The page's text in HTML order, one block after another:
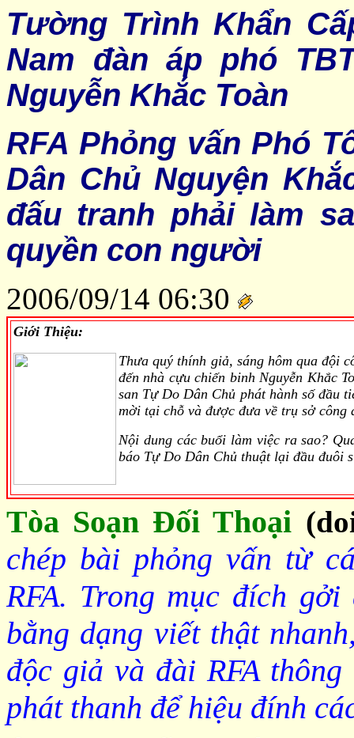
Tường Trình Khẩn
Nam đàn áp phó
Nguyễn Khắc Toàn
RFA Phỏng vấn Phó
Dân Chủ Nguyện
đấu tranh phải làm
quyền con người
2006/09/14 06:30
Giới Thiệu:
Thưa quý thính giả, sáng hôm qua đội
đến nhà cựu chiến binh Nguyễn Khắc
san Tự Do Dân Chủ phát hành số đầu
mời tại chỗ và được đưa về trụ sở công
Nội dung các buổi làm việc ra sao?
báo Tự Do Dân Chủ thuật lại đầu đuôi
Tòa Soạn Đối Thoại
chép bài phỏng vấn từ
RFA. Trong mục đích
bằng dạng viết thật
độc giả và đài RFA
phát thanh để hiệu đính